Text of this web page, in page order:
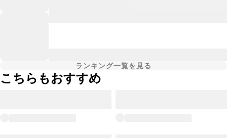
ランキング一覧を見る
こちらもおすすめ